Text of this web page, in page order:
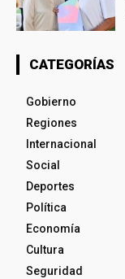
CATEGORÍAS
Gobierno
Regiones
Internacional
Social
Deportes
Política
Economía
Cultura
Seguridad